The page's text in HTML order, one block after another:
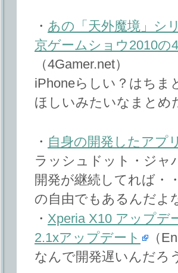
・ あの「天外魔境」シ
京ゲームショウ2010の
（4Gamer.net）
iPhoneらしい？はちま
ほしいみたいなまとめ
・ 自身の開発したアプ
ラッシュドット・ジャ
開発が継続してれば・
の自由でもあるんだよ
・ Xperia X10 アップデ
2.1xアップデート
（
なんで開発遅いんだろ